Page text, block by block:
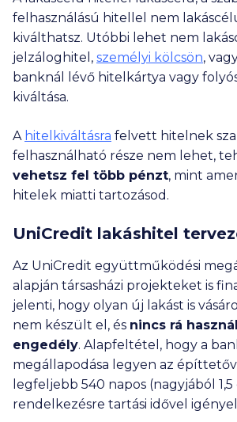
megoldások. A hiteleket csak negatív KHR listán nem
szereplő, és megfelelő jövedelemmel
fedezettel) rendelkezők kaphatják meg
döntésétől függően. A
aktuálisan meghirdetett kamatokkal
hitelintézetek módosíthatnak. A
amely vonatkozásában felelősségünket
részletek az Ügyféltájékoztatónkban (
hitelintézetek weboldalán vagy azok
tekinthetők meg.
Tájékoztatunk, hogy kalkulátorunk nem
ingatlan hitelbiztosítéki értéke nem
az általunk megjelenített THM összege
bankok többsége kötelezően előírja a
megkötését és fenntartását a teljes
vonatkozásában, ezért a rendszeres
ingatlan vagyonbiztosításának összege
A vagyonbiztosítás díját figyelembe kell
számításánál. A THM plafon jelenleg az
százalékponttal növelt összege. A THM
átlépése esetén nem adható ajánlat a
részére, így kölcsön sem nyújtható
A vagyonbiztosítás pontos díjáról
felhasználású hitellel nem
kiválthatsz. Utóbbi lehet nem
jelzáloghitel, személyi kölcsön,
banknál lévő hitelkártya vagy
kiváltása.
A hitelkiváltásra felvett hitelnek
felhasználható része nem lehet,
vehetsz fel több pénzt, mint
hitelek miatti tartozásod.
UniCredit lakáshitel
Az UniCredit együttműködési
alapján társasházi projekteket is
jelenti, hogy olyan új lakást is
nem készült el, és nincs rá
engedély. Alapfeltétel, hogy a
megállapodása legyen az
legfeljebb 540 napos (nagyjából 1,5
rendelkezésre tartási idővel